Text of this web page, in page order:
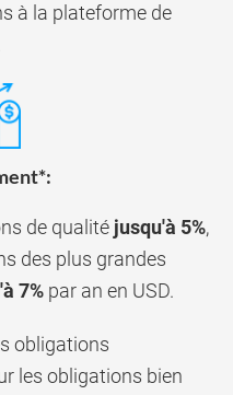
à la plateforme de
de qualité jusqu'à 5%,
des plus grandes
7%par an en USD.
obligations
les obligations bien